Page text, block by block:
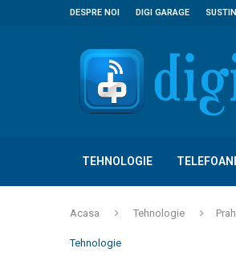
DESPRE NOI DIGI GARAGE
TEHNOLOGIE
Acasa Tehnologie
Tehnologie